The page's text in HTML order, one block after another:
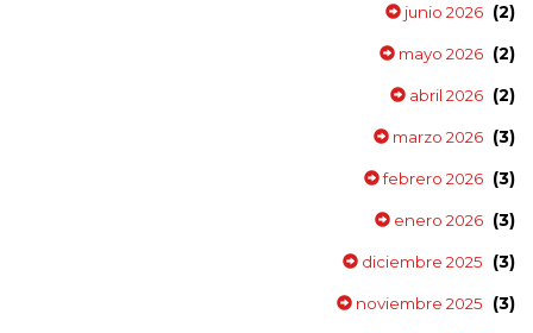
junio 2026 (2)
mayo 2026 (2)
abril 2026 (2)
marzo 2026 (3)
febrero 2026 (3)
enero 2026 (3)
diciembre 2025 (3)
noviembre 2025 (3)